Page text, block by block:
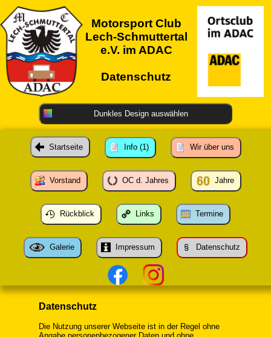
Motorsport Club
Lech-Schmuttertal
e.V. im ADAC
Datenschutz
Dunkles Design auswählen
Startseite Info (1) Wir über uns
Vorstand OC d. Jahres Jahre
Rückblick Links Termine
Galerie Impressum Datenschutz
Datenschutz
Die Nutzung unserer Webseite ist in der Regel ohne
Angabe personenbezogener Daten und ohne